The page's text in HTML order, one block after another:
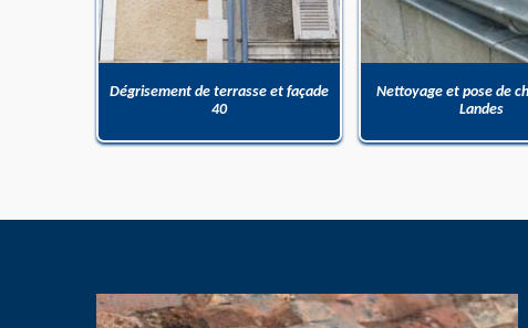
Dégrisement de terrasse et façade
40
Nettoyage et pose de
Landes